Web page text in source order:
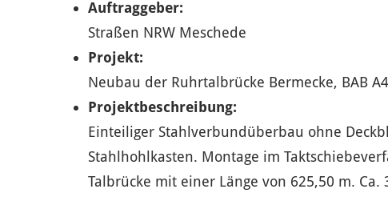
Auftraggeber:
Straßen NRW Meschede
Projekt:
Neubau der Ruhrtalbrücke Bermecke, BAB
Projektbeschreibung:
Einteiliger Stahlverbundüberbau ohne
Stahlhohlkasten. Montage im
Talbrücke mit einer Länge von 625,50 m. Ca.